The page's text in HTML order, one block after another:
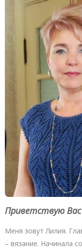
Приветствую
Меня зовут Лилия.
– вязание. Начинала